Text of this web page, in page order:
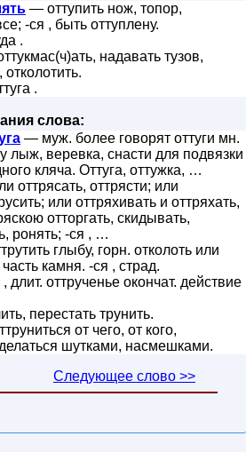
— оттупить нож, топор,
-ся , быть оттуплену.
.
надавать тузов,
.
слова:
— муж. более говорят оттуги мн.
лыж, веревка, снасти для подвязки
кляча. Оттуга, оттужка, …
оттрясать, оттрясти; или
или оттряхивать и оттряхать,
отторгать, скидывать,
ронять; -ся , …
глыбу, горн. отколоть или
камня. -ся , страд.
длит. оттрученье окончат. действие
перестать трунить.
от чего, от кого,
шутками, насмешками.
Следующее слово >>